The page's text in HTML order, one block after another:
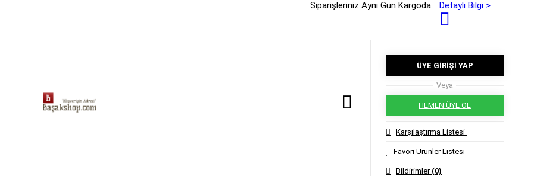
Siparişleriniz Aynı Gün Kargoda Detaylı Bilgi >
ÜYE GİRİŞİ YAP
Veya
HEMEN ÜYE OL
Karşılaştırma Listesi
Favori Ürünler Listesi
Bildirimler (0)